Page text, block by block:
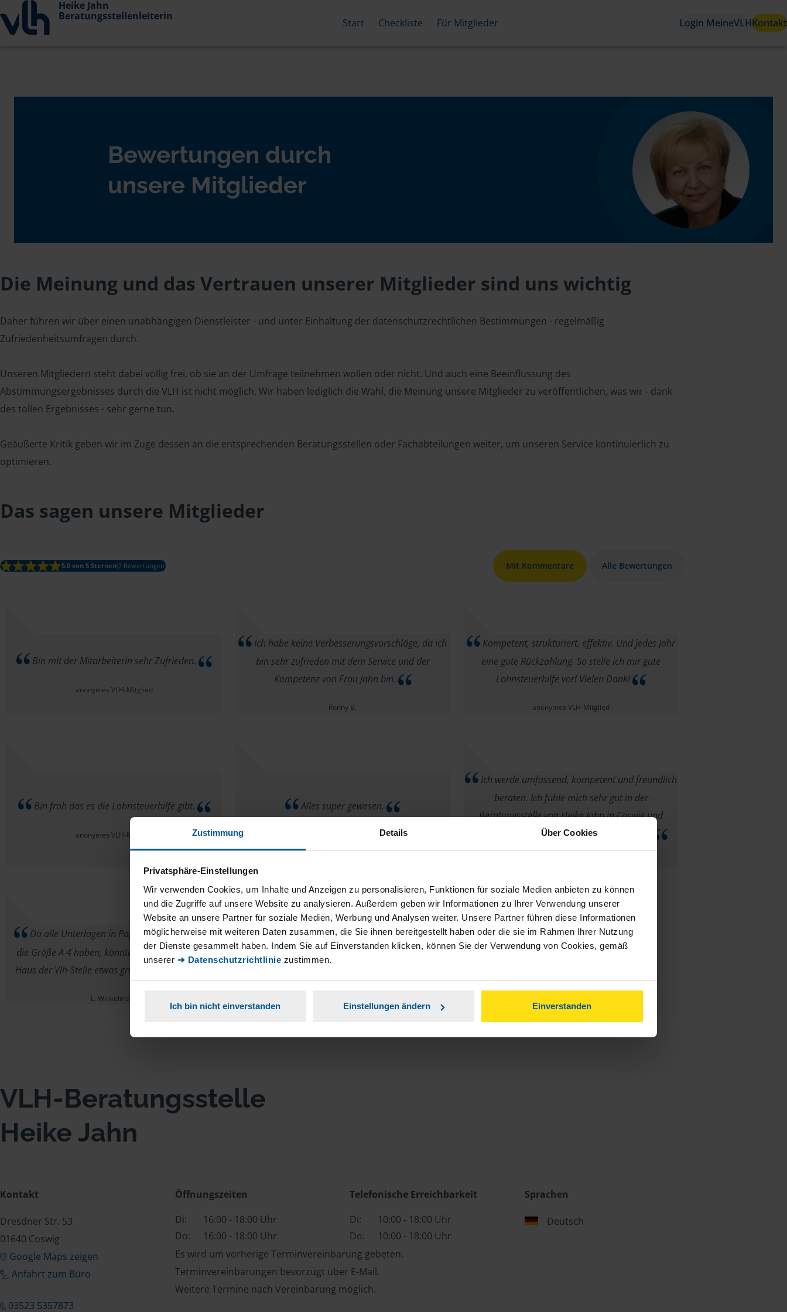
Zustimmung Details Über Cookies
Privatsphäre-Einstellungen
Wir verwenden Cookies, um Inhalte und Anzeigen zu personalisieren, Funktionen für soziale Medien anbieten zu können
und die Zugriffe auf unsere Website zu analysieren. Außerdem geben wir Informationen zu Ihrer Verwendung unserer
Website an unsere Partner für soziale Medien, Werbung und Analysen weiter. Unsere Partner führen diese Informationen
möglicherweise mit weiteren Daten zusammen, die Sie ihnen bereitgestellt haben oder die sie im Rahmen Ihrer Nutzung
der Dienste gesammelt haben. Indem Sie auf Einverstanden klicken, können Sie der Verwendung von Cookies, gemäß
unserer ➔ Datenschutzrichtlinie zustimmen.
Ich bin nicht einverstanden Einstellungen ändern Einverstanden
Heike Jahn
Beratungsstellenleiterin
Start Checkliste Für Mitglieder Login MeineVLHKontakt
Bewertungen durch
unsere Mitglieder
Die Meinung und das Vertrauen unserer Mitglieder sind uns wichtig
Daher führen wir über einen unabhängigen Dienstleister - und unter Einhaltung der datenschutzrechtlichen Bestimmungen - regelmäßig
Zufriedenheitsumfragen durch.
Unseren Mitgliedern steht dabei völlig frei, ob sie an der Umfrage teilnehmen wollen oder nicht. Und auch eine Beeinflussung des
Abstimmungsergebnisses durch die VLH ist nicht möglich. Wir haben lediglich die Wahl, die Meinung unsere Mitglieder zu veröffentlichen, was wir - dank
des tollen Ergebnisses - sehr gerne tun.
Geäußerte Kritik geben wir im Zuge dessen an die entsprechenden Beratungsstellen oder Fachabteilungen weiter, um unseren Service kontinuierlich zu
optimieren.
Das sagen unsere Mitglieder
5.0 von 5 Sternen(7 Bewertungen) Mit Kommentare Alle Bewertungen
Bin mit der Mitarbeiterin sehr Zufrieden.
anonymes VLH-Mitglied
Ich habe keine Verbesserungsvorschläge, da ich
bin sehr zufrieden mit dem Service und der
Kompetenz von Frau Jahn bin.
Ronny B.
Kompetent, strukturiert, effektiv. Und jedes Jahr
eine gute Rückzahlung. So stelle ich mir gute
Lohnsteuerhilfe vor! Vielen Dank!
anonymes VLH-Mitglied
Bin froh das es die Lohnsteuerhilfe gibt.
anonymes VLH-Mitglied
Alles super gewesen.
anonymes VLH-Mitglied
Ich werde umfassend, kompetent und freundlich
beraten. Ich fühle mich sehr gut in der
Beratungsstelle von Heike Jahn in Coswig und
empfehle vor allen Dingen Frau Jahn weiter.
Da alle Unterlagen in Papierform in der Regel
die Größe A 4 haben, könnte der Briefkasten am
Haus der Vlh-Stelle etwas großvolumiger sein
L. Winkelmann
VLH-Beratungsstelle
Heike Jahn
Kontakt
Dresdner Str. 53
01640 Coswig
Google Maps zeigen
Anfahrt zum Büro
03523 5357873
Öffnungszeiten
Di:
16:00 - 18:00 Uhr
Do:
16:00 - 18:00 Uhr
Telefonische Erreichbarkeit
Di:
10:00 - 18:00 Uhr
Do:
10:00 - 18:00 Uhr
Es wird um vorherige Terminvereinbarung gebeten.
Terminvereinbarungen bevorzugt über E-Mail.
Weitere Termine nach Vereinbarung möglich.
Sprachen
Deutsch